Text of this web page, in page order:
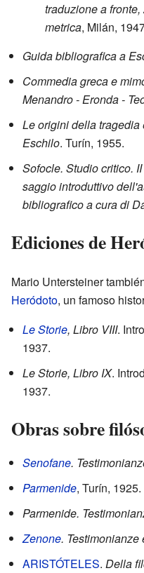
traduzione a
metrica, Milán,
Guida bibliografica a
Commedia greca e
Menandro - Eronda -
Le origini della
Eschilo. Turín, 1955.
Sofocle. Studio critico.
saggio introduttivo
bibliografico a cura di
Ediciones de
Mario Untersteiner
Heródoto, un famoso
Le Storie, Libro VIII.
1937.
Le Storie, Libro IX.
1937.
Obras sobre
Senofane.
Parmenide, Turín, 1925.
Parmenide.
Zenone. Testimonianze
ARISTÓTELES. Della